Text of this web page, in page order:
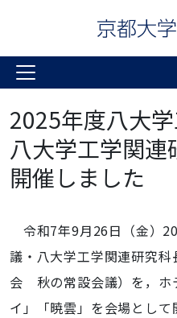
2025年度八大
八大学工学関連
開催しました
令和7年9月26日（金）
議・八大学工学関連研究
会 秋の常設会議）を，ホ
イ」「暁雲」を会場として